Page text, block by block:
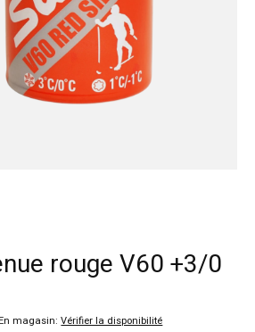
rouge V60 +3/0
En magasin:Vérifier la disponibilité